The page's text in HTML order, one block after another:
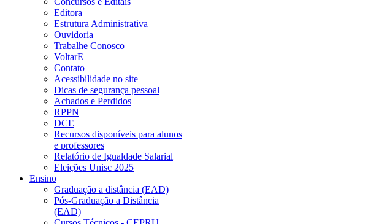
Editora
Estrutura Administrativa
Ouvidoria
Trabalhe Conosco
VoltarE
Contato
Acessibilidade no site
Dicas de segurança pessoal
Achados e Perdidos
RPPN
DCE
Recursos disponíveis para alunos
e professores
Relatório de Igualdade Salarial
Eleições Unisc 2025
Ensino
Graduação a distância (EAD)
Pós-Graduação a Distância
(EAD)